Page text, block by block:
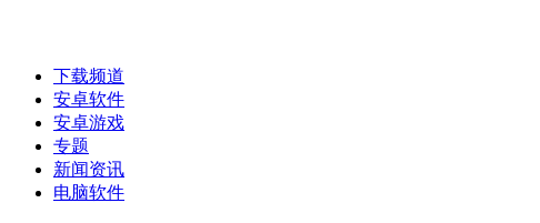
下载频道
安卓软件
安卓游戏
专题
新闻资讯
电脑软件